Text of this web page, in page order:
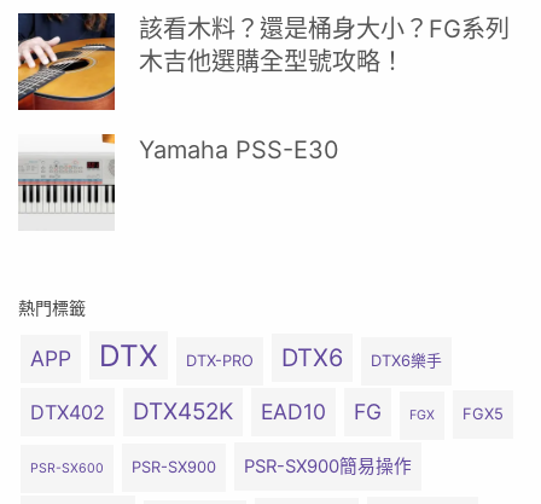
該看木料？還是桶身大小？FG系列
木吉他選購全型號攻略！
Yamaha PSS-E30
熱門標籤
APP DTX DTX-PRO DTX6 DTX6樂手
DTX402 DTX452K EAD10 FG FGX FGX5
PSR-SX600 PSR-SX900 PSR-SX900簡易操作